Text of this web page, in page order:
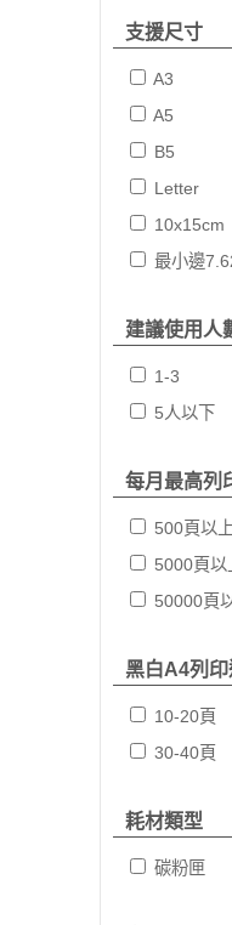
支援尺寸
A3
A5
B5
Letter
10x15cm
最小邊
建議使用人
1-3
5人以下
每月最高列
500頁以上
5000頁以
50000頁
黑白A4列
10-20頁
30-40頁
耗材類型
碳粉匣